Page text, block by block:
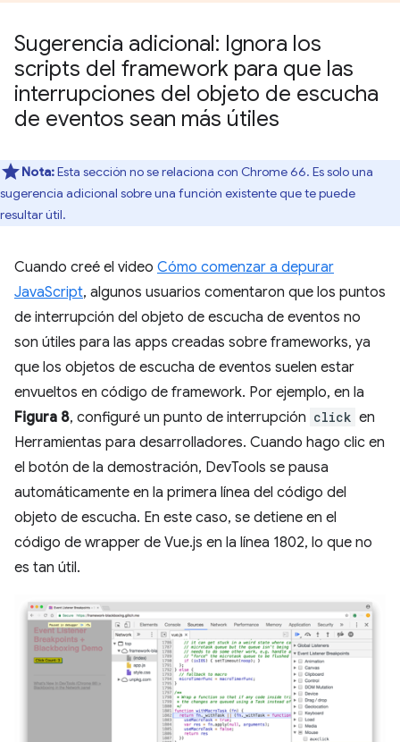
Sugerencia adicional: Ignora los
scripts del framework para que las
interrupciones del objeto de escucha
de eventos sean más útiles
Nota:Esta sección no se relaciona con Chrome 66. Es solo una
sugerencia adicional sobre una función existente que te puede
resultar útil.
Cuando creé el video Cómo comenzar a depurar
JavaScript, algunos usuarios comentaron que los puntos
de interrupción del objeto de escucha de eventos no
son útiles para las apps creadas sobre frameworks, ya
que los objetos de escucha de eventos suelen estar
envueltos en código de framework. Por ejemplo, en la
Figura 8, configuré un punto de interrupción click en
Herramientas para desarrolladores. Cuando hago clic en
el botón de la demostración, DevTools se pausa
automáticamente en la primera línea del código del
objeto de escucha. En este caso, se detiene en el
código de wrapper de Vue.js en la línea 1802, lo que no
es tan útil.